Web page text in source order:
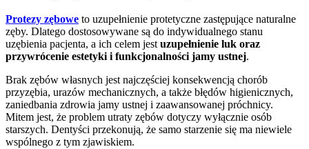
Protezy zębowe to uzupełnienie protetyczne zastępujące naturalne
zęby. Dlatego dostosowywane są do indywidualnego stanu
uzębienia pacjenta, a ich celem jest uzupełnienie luk oraz
przywrócenie estetyki i funkcjonalności jamy ustnej.
Brak zębów własnych jest najczęściej konsekwencją chorób
przyzębia, urazów mechanicznych, a także błędów higienicznych,
zaniedbania zdrowia jamy ustnej i zaawansowanej próchnicy.
Mitem jest, że problem utraty zębów dotyczy wyłącznie osób
starszych. Dentyści przekonują, że samo starzenie się ma niewiele
wspólnego z tym zjawiskiem.